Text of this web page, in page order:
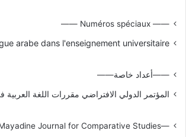
—— Numéros spéciaux ——
arabe dans l'enseignement universitaire
——أعداد خاصة——
المؤتمر الدولي الافتراضي مقررات اللغة العربية
—Branch for Al-Mayadine Journal for Comparative Studies